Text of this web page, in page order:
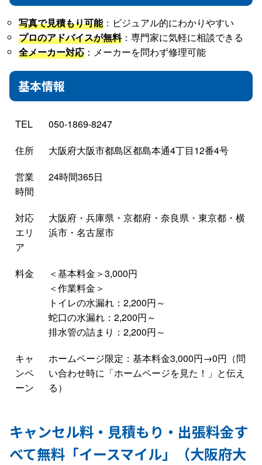
写真で見積もり可能：ビジュアル的にわかりやすい
プロのアドバイスが無料：専門家に気軽に相談できる
全メーカー対応 ：メーカーを問わず修理可能
基本情報
TEL
050-1869-8247
住所
大阪府大阪市都島区都島本通4丁目12番4号
営業
時間
24時間365日
対応
エリ
ア
大阪府・兵庫県・京都府・奈良県・東京都・横
浜市・名古屋市
料金
＜基本料金＞3,000円
＜作業料金＞
トイレの水漏れ：2,200円～
蛇口の水漏れ：2,200円～
排水管の詰まり：2,200円～
キャ
ンペ
ーン
ホームページ限定：基本料金3,000円→0円（問
い合わせ時に「ホームページを見た！」と伝え
る）
キャンセル料・見積もり・出張料金す
べて無料「イースマイル」（大阪府大